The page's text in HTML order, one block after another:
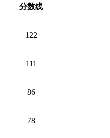
分数线
122
111
86
78